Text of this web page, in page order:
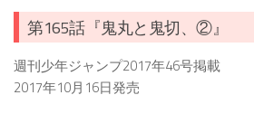
第165話『鬼丸と鬼切、②』
週刊少年ジャンプ2017年46号掲載
2017年10月16日発売